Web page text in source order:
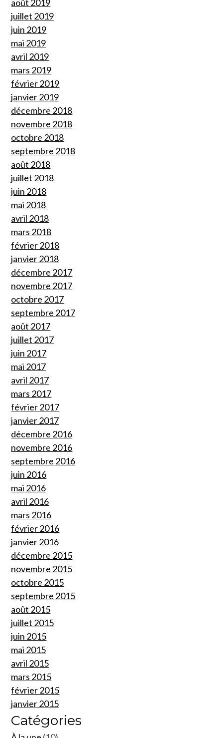
août 2019
juillet 2019
juin 2019
mai 2019
avril 2019
mars 2019
février 2019
janvier 2019
décembre 2018
novembre 2018
octobre 2018
septembre 2018
août 2018
juillet 2018
juin 2018
mai 2018
avril 2018
mars 2018
février 2018
janvier 2018
décembre 2017
novembre 2017
octobre 2017
septembre 2017
août 2017
juillet 2017
juin 2017
mai 2017
avril 2017
mars 2017
février 2017
janvier 2017
décembre 2016
novembre 2016
septembre 2016
juin 2016
mai 2016
avril 2016
mars 2016
février 2016
janvier 2016
décembre 2015
novembre 2015
octobre 2015
septembre 2015
août 2015
juillet 2015
juin 2015
mai 2015
avril 2015
mars 2015
février 2015
janvier 2015
Catégories